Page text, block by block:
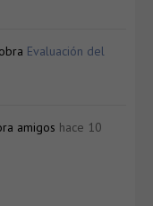
Evaluación del
amigos hace 10